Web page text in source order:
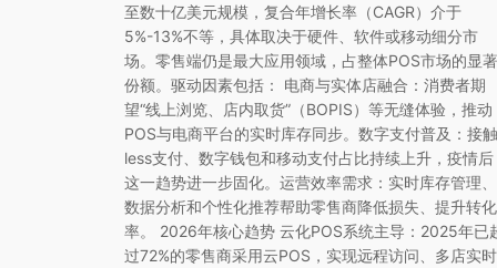
至数十亿美元规模，复合年增长率（CAGR）介于
5%-13%不等，具体取决于硬件、软件或移动细分市
场。零售端仍是最大应用领域，占整体POS市场的显著
份额。驱动因素包括： 电商与实体店融合：消费者期
望“线上浏览、店内取货”（BOPIS）等无缝体验，推动
POS与电商平台的实时库存同步。数字支付普及：接触
less支付、数字钱包和移动支付占比持续上升，疫情后
这一趋势进一步固化。运营效率需求：实时库存管理、
数据分析和个性化推荐帮助零售商降低损失、提升转化
率。 2026年核心趋势 云化POS系统主导：2025年已
过72%的零售商采用云POS，实现远程访问、多店实时